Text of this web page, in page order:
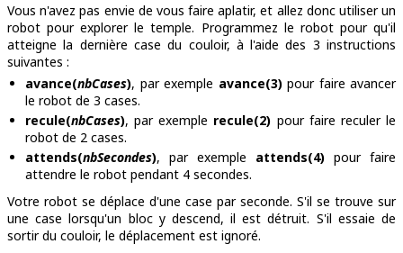
Vous n'avez pas envie de vous faire aplatir, et allez donc utiliser un
robot pour explorer le temple. Programmez le robot pour qu'il
atteigne la dernière case du couloir, à l'aide des 3 instructions
suivantes :
avance(nbCases), par exemple avance(3)pour faire avancer
le robot de 3 cases.
recule(nbCases), par exemple recule(2) pour faire reculer le
robot de 2 cases.
attends(nbSecondes), par exemple attends(4) pour faire
attendre le robot pendant 4 secondes.
Votre robot se déplace d'une case par seconde. S'il se trouve sur
une case lorsqu'un bloc y descend, il est détruit. S'il essaie de
sortir du couloir, le déplacement est ignoré.